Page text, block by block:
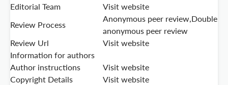
Editorial Team
Visit website
Review Process
Anonymous peer review,Double
anonymous peer review
Review Url
Visit website
Information for authors
Author instructions
Visit website
Copyright Details
Visit website